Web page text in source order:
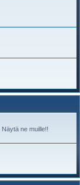
ne muille!!